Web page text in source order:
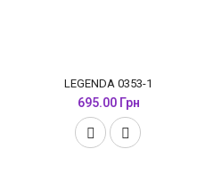
LEGENDA 0353-1
695.00 Грн